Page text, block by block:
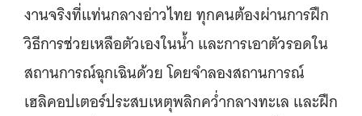
งานจริงที่แท่นกลางอ่าวไทย ทุกคนต้องผ่านการฝึก
วิธีการช่วยเหลือตัวเองในน้ำ และการเอาตัวรอดใน
สถานการณ์ฉุกเฉินด้วย โดยจำลองสถานการณ์
เฮลิคอปเตอร์ประสบเหตุพลิกคว่ำกลางทะเล และฝึก